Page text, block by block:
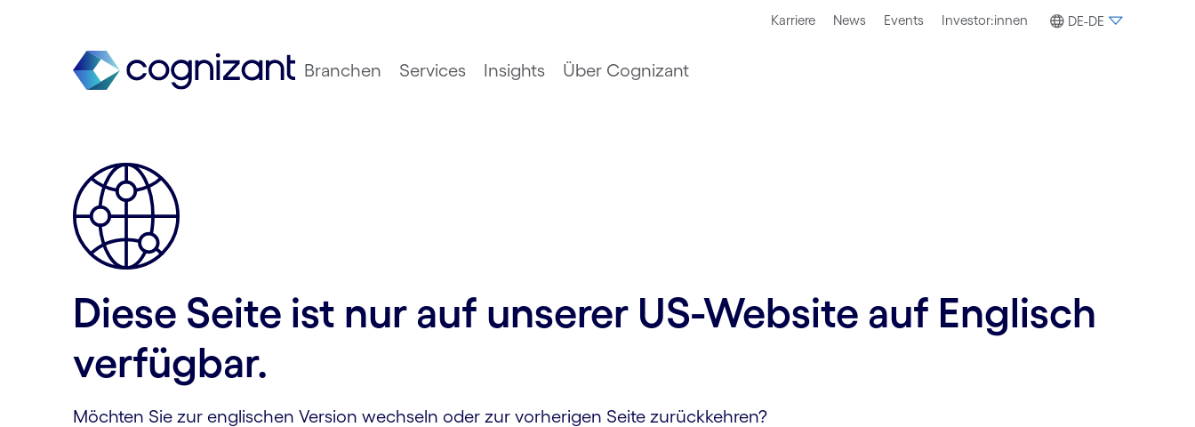
Karriere News Events Investor:innen DE-DE
Branchen Services Insights Über Cognizant
Diese Seite ist nur auf unserer US-Website auf Englisch
verfügbar.
Möchten Sie zur englischen Version wechseln oder zur vorherigen Seite zurückkehren?